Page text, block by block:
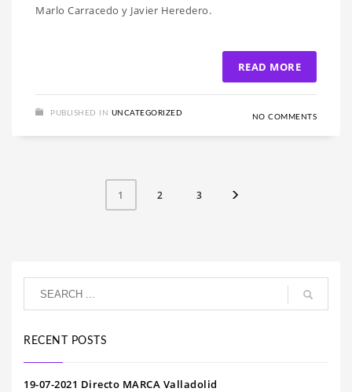
Marlo Carracedo y Javier Heredero.
READ MORE
PUBLISHED IN UNCATEGORIZED NO COMMENTS
1 2 3
RECENT POSTS
19-07-2021 Directo MARCA Valladolid